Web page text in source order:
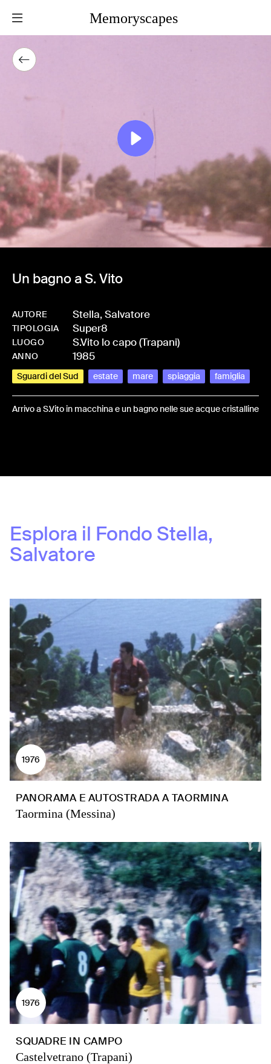
Memoryscapes
Un bagno a S. Vito
AUTORE Stella, Salvatore
TIPOLOGIA Super8
LUOGO S.Vito lo capo (Trapani)
ANNO 1985
Sguardi del Sud estate mare spiaggia famiglia
Arrivo a S.Vito in macchina e un bagno nelle sue acque cristalline
Esplora il Fondo Stella,
Salvatore
1976
PANORAMA E AUTOSTRADA A TAORMINA
Taormina (Messina)
1976
SQUADRE IN CAMPO
Castelvetrano (Trapani)